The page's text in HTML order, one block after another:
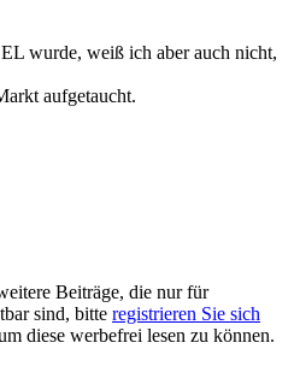
wurde, weiß ich aber auch nicht,
aufgetaucht.
Beiträge, die nur für
sind, bitte registrieren Sie sich
diese werbefrei lesen zu können.